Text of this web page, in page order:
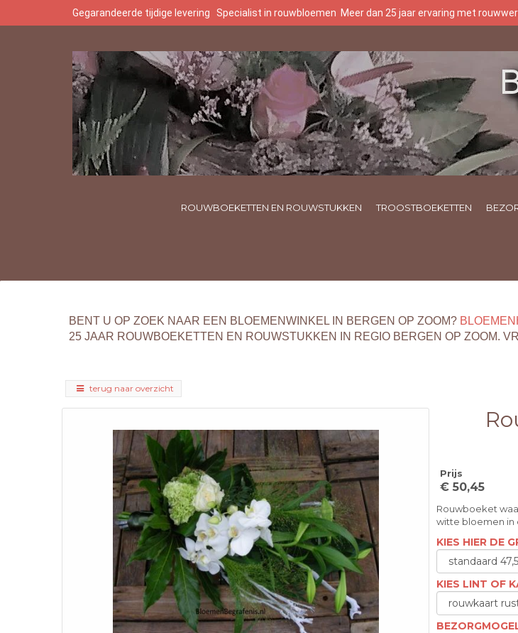
Gegarandeerde tijdige levering Specialist in rouwbloemen Meer dan 25 jaar ervaring met
ROUWBOEKETTEN EN ROUWSTUKKEN TROOSTBOEKETTEN
BENT U OP ZOEK NAAR EEN BLOEMENWINKEL IN BERGEN OP ZOOM?
25 JAAR ROUWBOEKETTEN EN ROUWSTUKKEN IN REGIO BERGEN OP ZOOM.
terug naar overzicht
Prijs
€ 50,45
Rouwboeket
witte bloemen in
KIES HIER DE
KIES LINT OF